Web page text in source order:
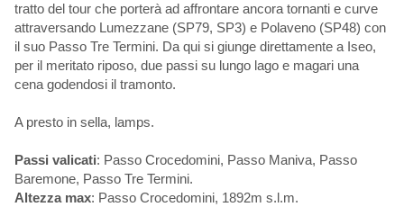
tratto del tour che porterà ad affrontare ancora tornanti e curve
attraversando Lumezzane (SP79, SP3) e Polaveno (SP48) con
il suo Passo Tre Termini. Da qui si giunge direttamente a Iseo,
per il meritato riposo, due passi su lungo lago e magari una
cena godendosi il tramonto.
A presto in sella, lamps.
Passi valicati: Passo Crocedomini, Passo Maniva, Passo
Baremone, Passo Tre Termini.
Altezza max: Passo Crocedomini, 1892m s.l.m.